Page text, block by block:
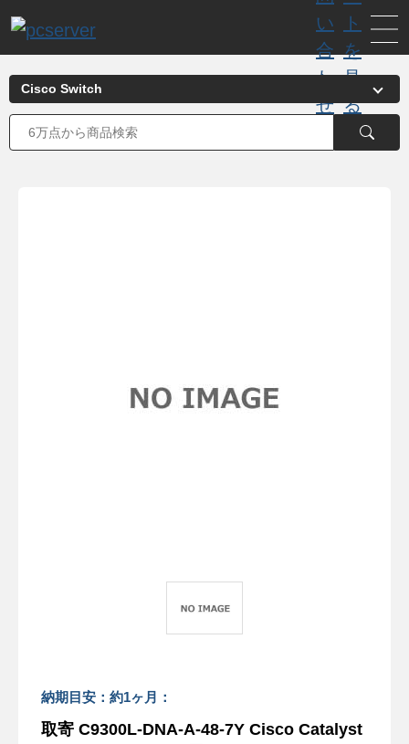
納期目安：約1ヶ月：
取寄 C9300L-DNA-A-48-7Y Cisco Catalyst